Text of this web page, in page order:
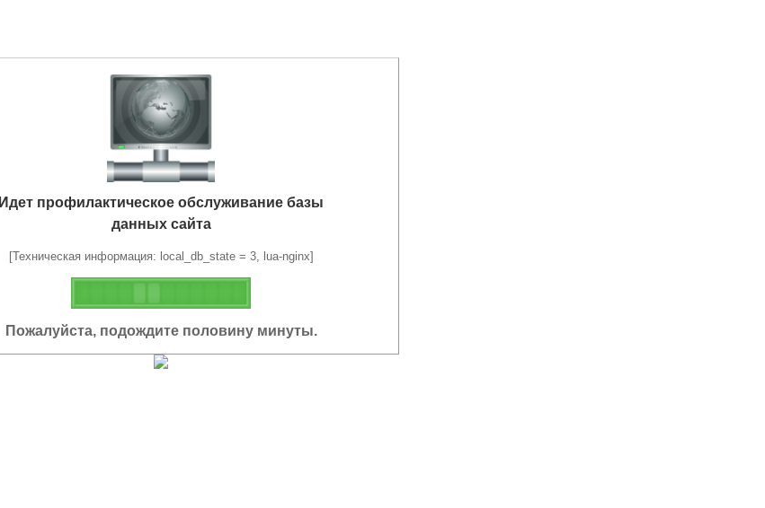
Идет профилактическое обслуживание базы
данных сайта
[Техническая информация: local_db_state = 3, lua-nginx]
Пожалуйста, подождите половину минуты.